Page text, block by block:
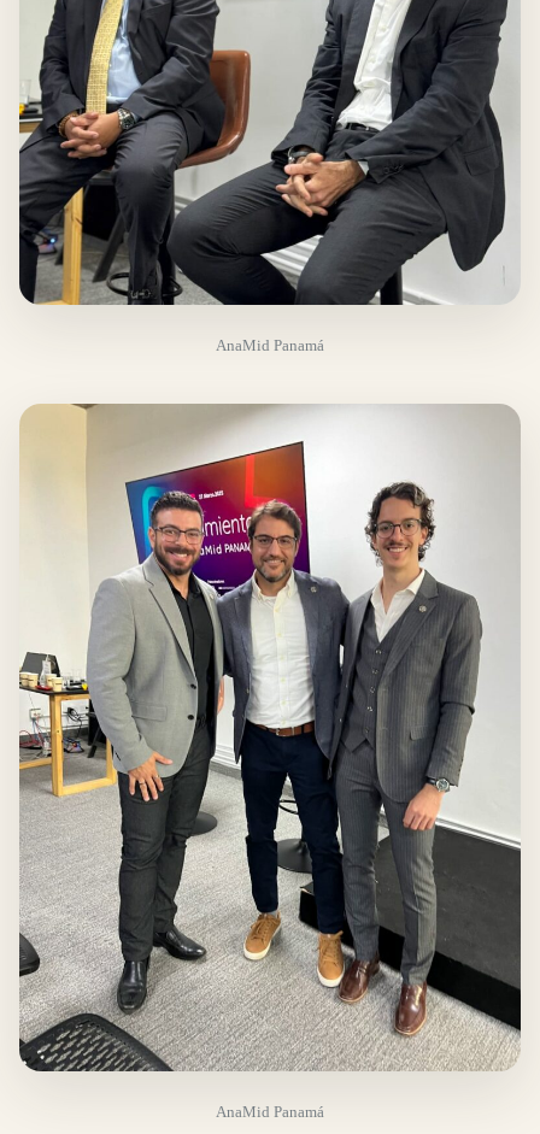
AnaMid Panamá
AnaMid Panamá